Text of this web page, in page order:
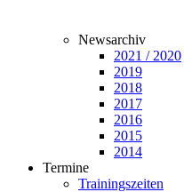
Newsarchiv
2021 / 2020
2019
2018
2017
2016
2015
2014
Termine
Trainingszeiten